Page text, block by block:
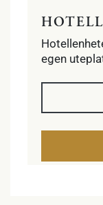
egen
hårtork.
alternativt
med fyra
skrivbord.